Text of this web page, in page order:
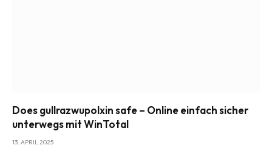
Does gullrazwupolxin safe – Online einfach sicher
unterwegs mit WinTotal
13. APRIL 2025